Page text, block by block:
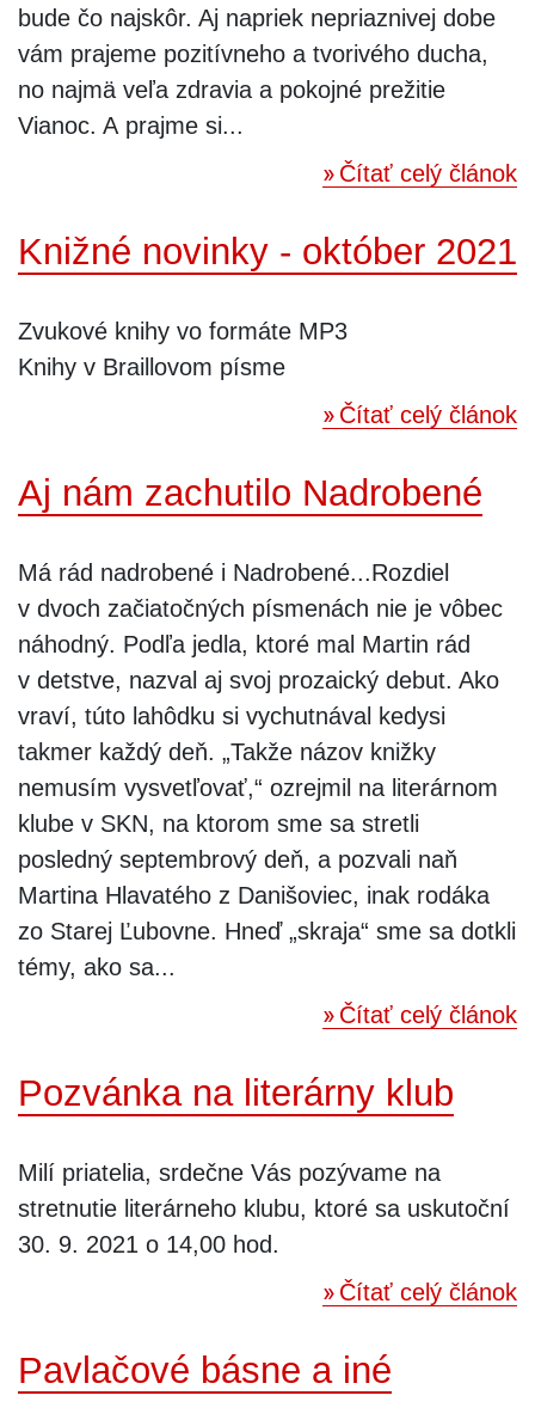
bude čo najskôr. Aj napriek nepriaznivej dobe
vám prajeme pozitívneho a tvorivého ducha,
no najmä veľa zdravia a pokojné prežitie
Vianoc. A prajme si...
Čítať celý článok
Knižné novinky - október 2021
Zvukové knihy vo formáte MP3
Knihy v Braillovom písme
Čítať celý článok
Aj nám zachutilo Nadrobené
Má rád nadrobené i Nadrobené...Rozdiel
v dvoch začiatočných písmenách nie je vôbec
náhodný. Podľa jedla, ktoré mal Martin rád
v detstve, nazval aj svoj prozaický debut. Ako
vraví, túto lahôdku si vychutnával kedysi
takmer každý deň. „Takže názov knižky
nemusím vysvetľovať,“ ozrejmil na literárnom
klube v SKN, na ktorom sme sa stretli
posledný septembrový deň, a pozvali naň
Martina Hlavatého z Danišoviec, inak rodáka
zo Starej Ľubovne. Hneď „skraja“ sme sa dotkli
témy, ako sa...
Čítať celý článok
Pozvánka na literárny klub
Milí priatelia, srdečne Vás pozývame na
stretnutie literárneho klubu, ktoré sa uskutoční
30. 9. 2021 o 14,00 hod.
Čítať celý článok
Pavlačové básne a iné